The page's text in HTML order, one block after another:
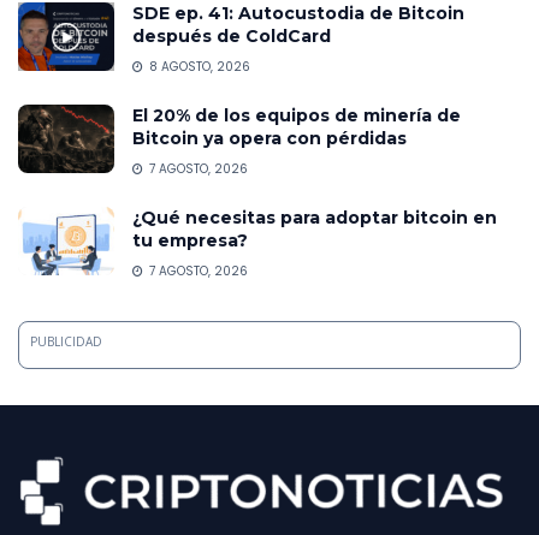
SDE ep. 41: Autocustodia de Bitcoin
después de ColdCard
8 AGOSTO, 2026
El 20% de los equipos de minería de
Bitcoin ya opera con pérdidas
7 AGOSTO, 2026
¿Qué necesitas para adoptar bitcoin en
tu empresa?
7 AGOSTO, 2026
PUBLICIDAD